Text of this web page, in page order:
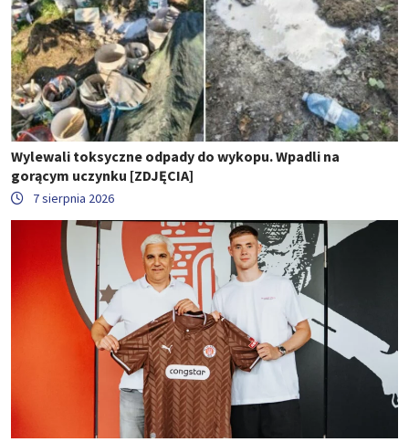
Wylewali toksyczne odpady do wykopu. Wpadli na
gorącym uczynku [ZDJĘCIA]
7 sierpnia 2026